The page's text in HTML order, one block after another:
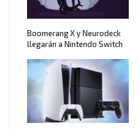
Boomerang X y Neurodeck
llegarán a Nintendo Switch